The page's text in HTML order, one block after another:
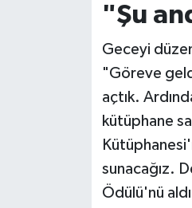
"Şu
Geceyi
"Göreve
açtık.
kütüphane
sunacağız.
Ödülü'nü